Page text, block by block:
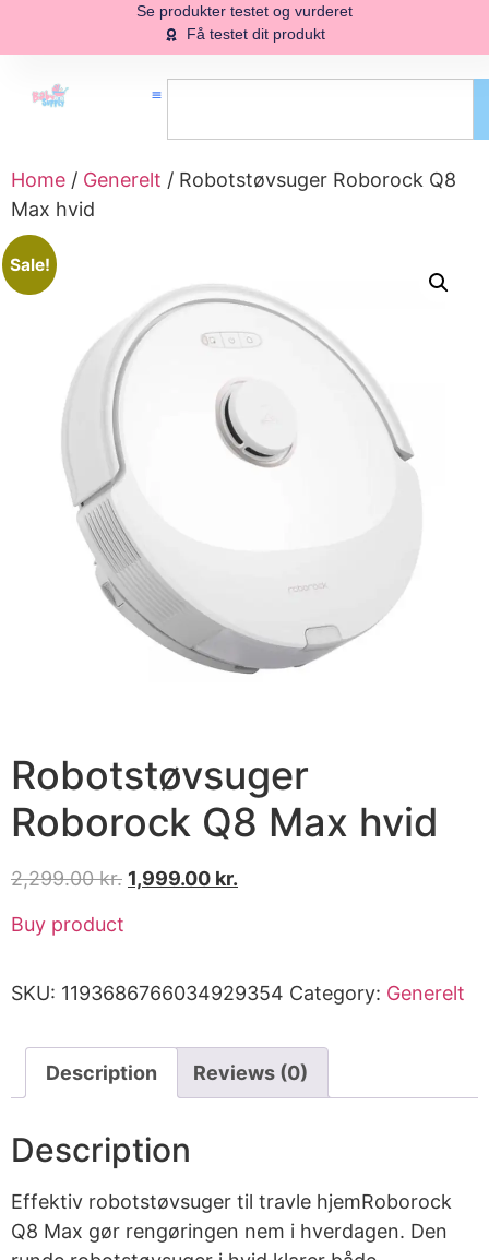
Se produkter testet og vurderet
Få testet dit produkt
Home / Generelt / Robotstøvsuger Roborock Q8
Max hvid
Sale!
Robotstøvsuger
Roborock Q8 Max hvid
2,299.00kr. 1,999.00 kr.
Buy product
SKU: 1193686766034929354 Category: Generelt
Description Reviews (0)
Description
Effektiv robotstøvsuger til travle hjemRoborock
Q8 Max gør rengøringen nem i hverdagen. Den